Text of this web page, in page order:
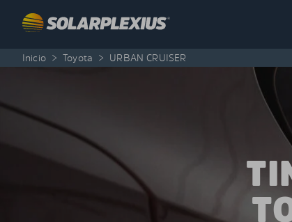
Inicio > Toyota > URBAN CRUISER